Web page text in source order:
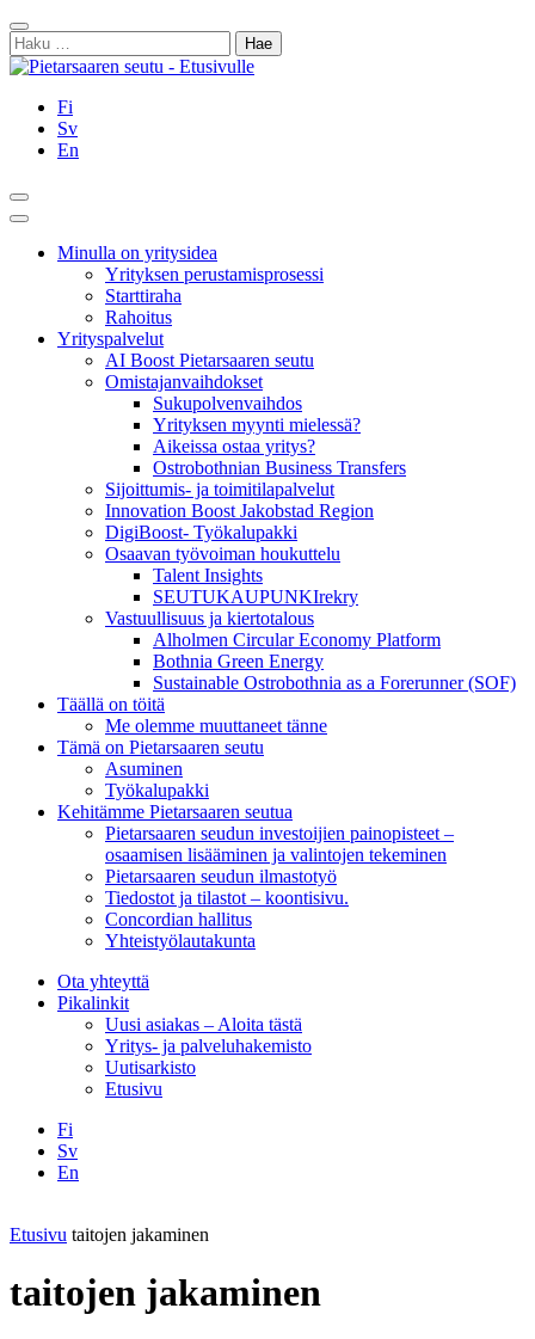
Siirry
sisältöön
Sulje
Haku:
Fi
Sv
En
Hae
Päävalikko
Minulla on yritysidea
Yrityksen perustamisprosessi
Starttiraha
Rahoitus
Yrityspalvelut
AI Boost Pietarsaaren seutu
Omistajanvaihdokset
Sukupolvenvaihdos
Yrityksen myynti mielessä?
Aikeissa ostaa yritys?
Ostrobothnian Business Transfers
Sijoittumis- ja toimitilapalvelut
Innovation Boost Jakobstad Region
DigiBoost- Työkalupakki
Osaavan työvoiman houkuttelu
Talent Insights
SEUTUKAUPUNKIrekry
Vastuullisuus ja kiertotalous
Alholmen Circular Economy Platform
Bothnia Green Energy
Sustainable Ostrobothnia as a Forerunner (SOF)
Täällä on töitä
Me olemme muuttaneet tänne
Tämä on Pietarsaaren seutu
Asuminen
Työkalupakki
Kehitämme Pietarsaaren seutua
Pietarsaaren seudun investoijien painopisteet –
osaamisen lisääminen ja valintojen tekeminen
Pietarsaaren seudun ilmastotyö
Tiedostot ja tilastot – koontisivu.
Concordian hallitus
Yhteistyölautakunta
Ota yhteyttä
Pikalinkit
Uusi asiakas – Aloita tästä
Yritys- ja palveluhakemisto
Uutisarkisto
Etusivu
Fi
Sv
En
Etusivu taitojen jakaminen
taitojen jakaminen